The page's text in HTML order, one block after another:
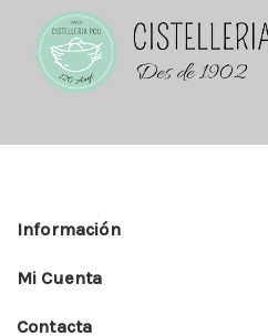
Información
Mi Cuenta
Contacta